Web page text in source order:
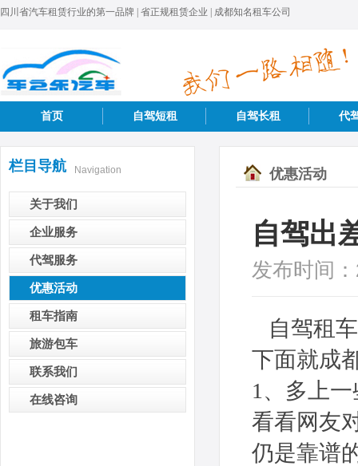
四川省汽车租赁行业的第一品牌 | 省正规租赁企业 | 成都知名租车公司
首页 自驾短租 自驾长租 代
栏目导航 Navigation
关于我们
企业服务
代驾服务
优惠活动
租车指南
旅游包车
联系我们
在线咨询
优惠活动
自驾出
发布时间：
自驾租
下面就成
1、多上
看看网友
仍是靠谱